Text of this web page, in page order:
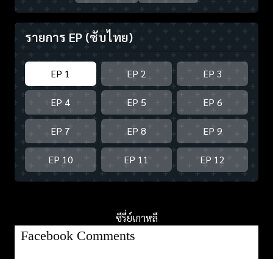
รายการ EP (ซับไทย)
EP 1 EP 2 EP 3
EP 4 EP 5 EP 6
EP 7 EP 8 EP 9
EP 10 EP 11 EP 12
ซีรี่ย์เกาหลี
Facebook Comments